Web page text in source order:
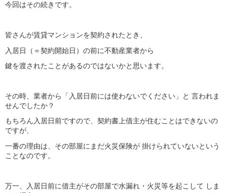
今回はその続きです。
皆さんが賃貸マンションを契約されたとき、
入居日（＝契約開始日）の前に不動産業者から
鍵を渡されたことがあるのではないかと思います。
その時、業者から「入居日前には使わないでください」と 言われま
せんでしたか？
もちろん入居日前ですので、契約書上借主が住むことはできないの
ですが、
一番の理由は、その部屋にまだ火災保険が 掛けられていないという
ことなのです。
万一、入居日前に借主がその部屋で水漏れ・火災等を起こして しま